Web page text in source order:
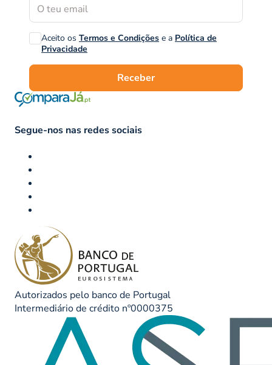
Aceito os Termos e Condições e a Política de
Privacidade
Receber
Segue-nos nas redes sociais
Autorizados pelo banco de Portugal
Intermediário de crédito nº0000375